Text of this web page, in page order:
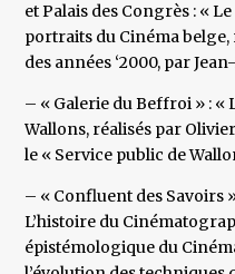
et Palais des Congrès : «
portraits du Cinéma belge,
des années ‘2000, par
– « Galerie du Beffroi » : «
Wallons, réalisés par
le « Service public de
– « Confluent des Savoirs
L’histoire du
épistémologique du